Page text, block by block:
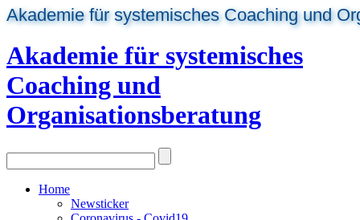
Akademie für systemisches Coaching und
Akademie für systemisches
Coaching und
Organisationsberatung
Home
Newsticker